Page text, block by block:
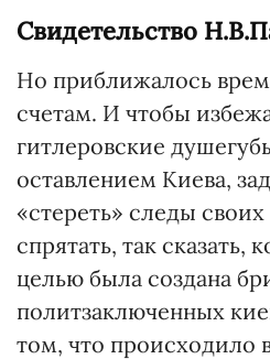
Свидетельство
Но приближалось
счетам. И чтобы
гитлеровские
оставлением Киева,
«стереть» следы
спрятать, так сказать,
целью была создана
политзаключенных
том, что происходило